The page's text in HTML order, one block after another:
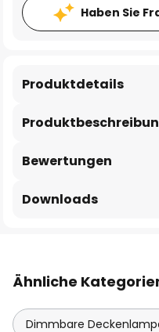
Haben Sie
Produktdetails
Bewertungen
Downloads
Ähnliche
Dimmbare